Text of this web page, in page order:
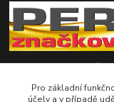
Telefon pro technické
Telefon do našeho
Pro základní
účely a v případě